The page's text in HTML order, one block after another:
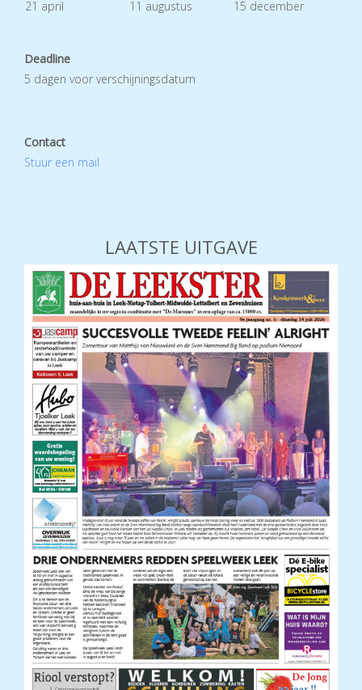
21 april 11 augustus 15 december
Deadline
5 dagen voor verschijningsdatum
Contact
Stuur een mail
LAATSTE UITGAVE